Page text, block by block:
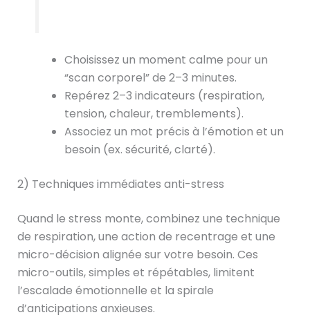
Choisissez un moment calme pour un
“scan corporel” de 2–3 minutes.
Repérez 2–3 indicateurs (respiration,
tension, chaleur, tremblements).
Associez un mot précis à l’émotion et un
besoin (ex. sécurité, clarté).
2) Techniques immédiates anti-stress
Quand le stress monte, combinez une technique
de respiration, une action de recentrage et une
micro-décision alignée sur votre besoin. Ces
micro-outils, simples et répétables, limitent
l’escalade émotionnelle et la spirale
d’anticipations anxieuses.